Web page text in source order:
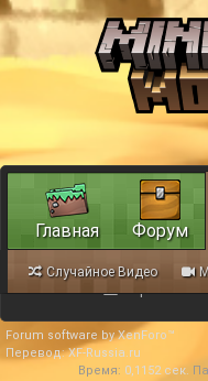
Главная Форум
Случайное Видео
Обратная
Forum software by XenForo™
Перевод:XF-Russia.ru
Время: 0,1152 сек.